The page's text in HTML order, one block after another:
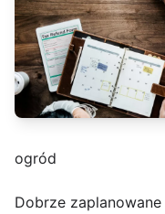
ogród
Dobrze